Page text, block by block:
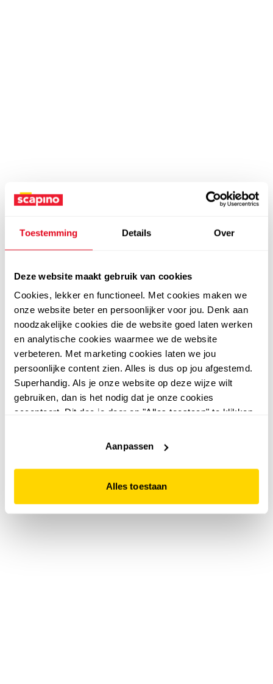
Toestemming Details Over
Deze website maakt gebruik van cookies
Cookies, lekker en functioneel. Met cookies maken we
onze website beter en persoonlijker voor jou. Denk aan
noodzakelijke cookies die de website goed laten werken
en analytische cookies waarmee we de website
verbeteren. Met marketing cookies laten we jou
persoonlijke content zien. Alles is dus op jou afgestemd.
Superhandig. Als je onze website op deze wijze wilt
gebruiken, dan is het nodig dat je onze cookies
accepteert. Dit doe je door op "Alles toestaan" te klikken.
website niet optimaal functioneert.
Aanpassen
Alles toestaan